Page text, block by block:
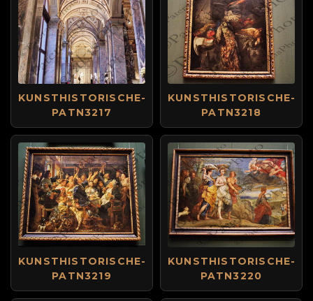
KUNSTHISTORISCHE-
PATN3217
KUNSTHISTORISCHE-
PATN3218
KUNSTHISTORISCHE-
PATN3219
KUNSTHISTORISCHE-
PATN3220